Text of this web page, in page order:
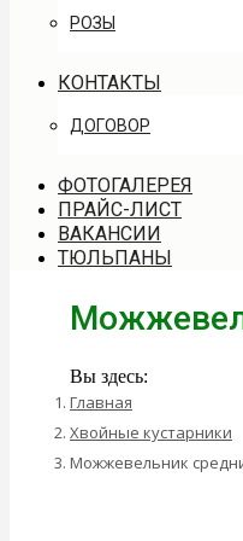
РОЗЫ
КОНТАКТЫ
ДОГОВОР
ФОТОГАЛЕРЕЯ
ПРАЙС-ЛИСТ
ВАКАНСИИ
ТЮЛЬПАНЫ
Вы здесь:
Главная
Хвойные кустарники
Можжевельник